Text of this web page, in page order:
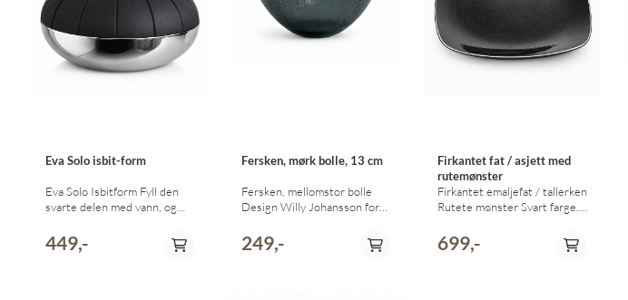
Eva Solo isbit-form
Eva Solo Isbitform Fyll den
svarte delen med vann, og
da til lokk, og isbitene vil falle
ned i den blanke delen
449,-
Fersken, mørk bolle, 13 cm
Fersken, mellomstor bolle
Design Willy Johansson for
Diameter 13 cm Høyde 7 cm
249,-
Firkantet fat / asjett med
rutemønster
Firkantet emaljefat / tallerken
Rutete mønster Svart farge.
699,-